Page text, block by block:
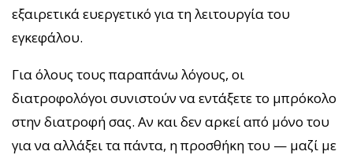
εξαιρετικά ευεργετικό για τη λειτουργία του
εγκεφάλου.
Για όλους τους παραπάνω λόγους, οι
διατροφολόγοι συνιστούν να εντάξετε το μπρόκολο
στην διατροφή σας. Αν και δεν αρκεί από μόνο του
για να αλλάξει τα πάντα, η προσθήκη του — μαζί με